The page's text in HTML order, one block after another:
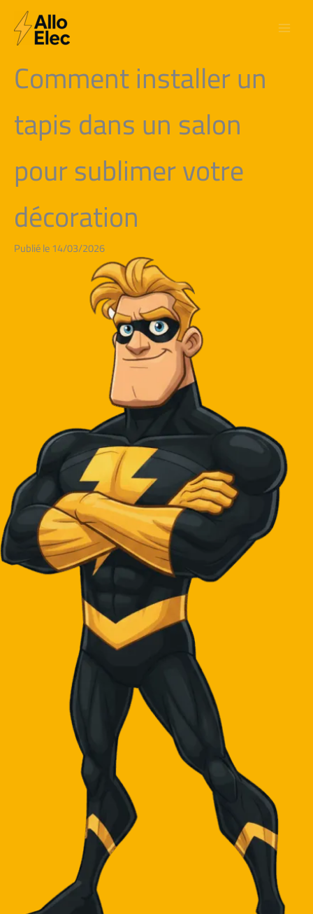
contenu
Comment installer un
tapis dans un salon
pour sublimer votre
décoration
Publié le 14/03/2026